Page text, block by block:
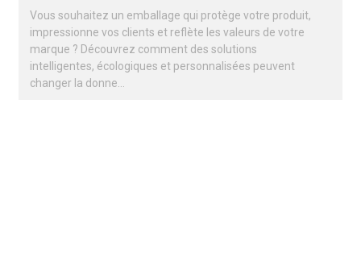
Vous souhaitez un emballage qui protège votre produit,
impressionne vos clients et reflète les valeurs de votre
marque ? Découvrez comment des solutions
intelligentes, écologiques et personnalisées peuvent
changer la donne…